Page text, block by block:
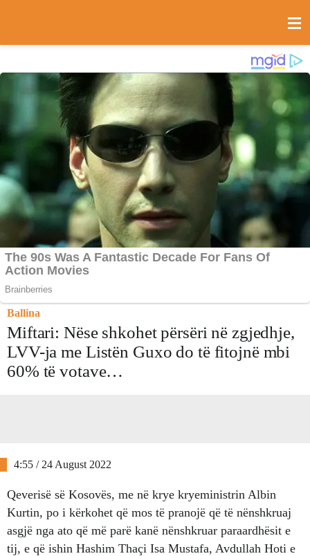
Ballina
Miftari: Nëse shkohet përsëri në zgjedhje,
LVV-ja me Listën Guxo do të fitojnë mbi
60% të votave…
4:55 / 24 August 2022
Qeverisë së Kosovës, me në krye kryeministrin Albin
Kurtin, po i kërkohet që mos të pranojë që të nënshkruaj
asgjë nga ato që më parë kanë nënshkruar paraardhësit e
tij, e që ishin Hashim Thaçi Isa Mustafa, Avdullah Hoti e